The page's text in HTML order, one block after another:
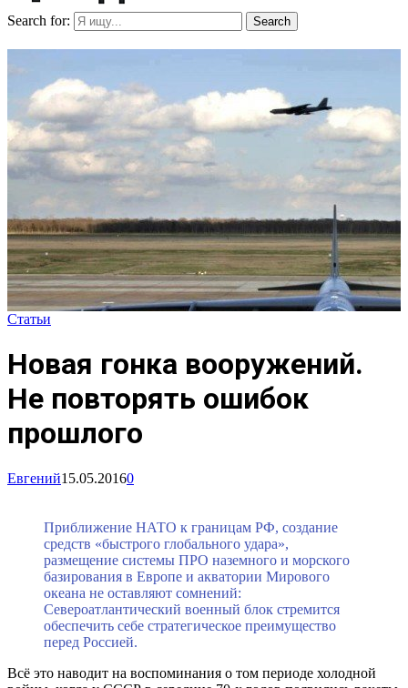
Search for: Search
Статьи
Новая гонка вооружений.
Не повторять ошибок
прошлого
Евгений15.05.20160
Приближение НАТО к границам РФ, создание
средств «быстрого глобального удара»,
размещение системы ПРО наземного и морского
базирования в Европе и акватории Мирового
океана не оставляют сомнений:
Североатлантический военный блок стремится
обеспечить себе стратегическое преимущество
перед Россией.
Всё это наводит на воспоминания о том периоде холодной